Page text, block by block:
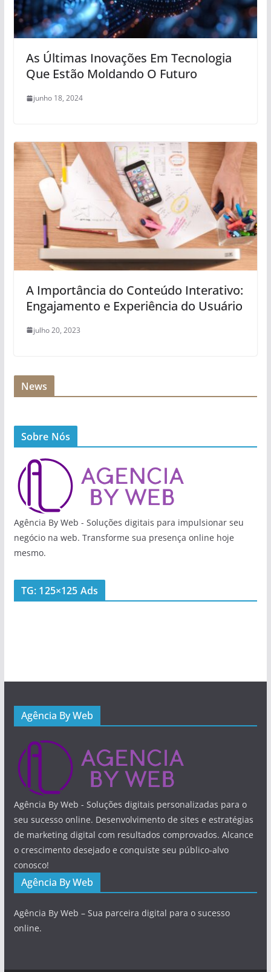
As Últimas Inovações Em Tecnologia
Que Estão Moldando O Futuro
junho 18, 2024
A Importância do Conteúdo Interativo:
Engajamento e Experiência do Usuário
julho 20, 2023
News
Sobre Nós
Agência By Web - Soluções digitais para impulsionar seu
negócio na web. Transforme sua presença online hoje
mesmo.
TG: 125×125 Ads
Agência By Web
Agência By Web - Soluções digitais personalizadas para o
seu sucesso online. Desenvolvimento de sites e estratégias
de marketing digital com resultados comprovados. Alcance
o crescimento desejado e conquiste seu público-alvo
conosco!
Agência By Web
Agência By Web – Sua parceira digital para o sucesso
online.